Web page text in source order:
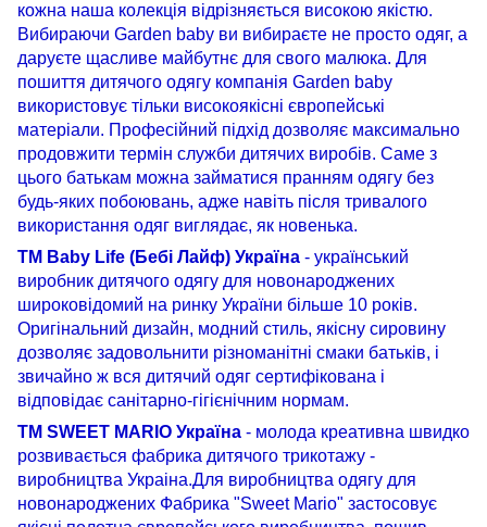
кожна наша колекція відрізняється високою якістю.
Вибираючи Garden baby ви вибираєте не просто одяг, а
даруєте щасливе майбутнє для свого малюка. Для
пошиття дитячого одягу компанія Garden baby
використовує тільки високоякісні європейські
матеріали. Професійний підхід дозволяє максимально
продовжити термін служби дитячих виробів. Саме з
цього батькам можна займатися пранням одягу без
будь-яких побоювань, адже навіть після тривалого
використання одяг виглядає, як новенька.
ТМ Baby Life (Бебі Лайф) Україна - український
виробник дитячого одягу для новонароджених
широковідомий на ринку України більше 10 років.
Оригінальний дизайн, модний стиль, якісну сировину
дозволяє задовольнити різноманітні смаки батьків, і
звичайно ж вся дитячий одяг сертифікована і
відповідає санітарно-гігієнічним нормам.
ТМ SWEET MARIO Україна - молода креативна швидко
розвивається фабрика дитячого трикотажу -
виробництва Украіна.Для виробництва одягу для
новонароджених Фабрика "Sweet Mario" застосовує